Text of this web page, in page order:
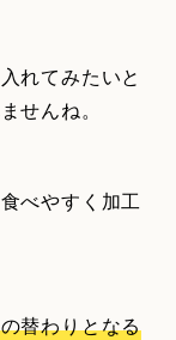
れてみたいと
せんね。
べやすく加工
替わりとなる